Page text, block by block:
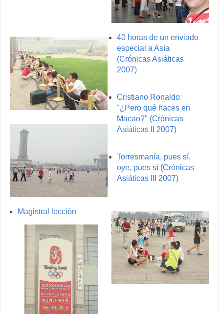
40 horas de un enviado
especial a Asía
(Crónicas Asiáticas
2007)
Cristiano Ronaldo:
"¿Pero qué haces en
Macao?" (Crónicas
Asiáticas II 2007)
Torresmanía, pues sí,
oye, pues sí (Crónicas
Asiáticas III 2007)
Magistral lección